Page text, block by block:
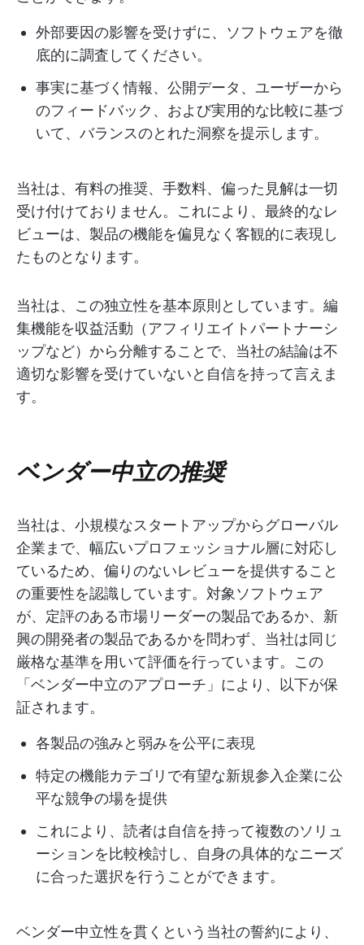
外部要因の影響を受けずに、ソフトウェアを徹
底的に調査してください。
事実に基づく情報、公開データ、ユーザーから
のフィードバック、および実用的な比較に基づ
いて、バランスのとれた洞察を提示します。
当社は、有料の推奨、手数料、偏った見解は一切
受け付けておりません。これにより、最終的なレ
ビューは、製品の機能を偏見なく客観的に表現し
たものとなります。
当社は、この独立性を基本原則としています。編
集機能を収益活動（アフィリエイトパートナーシ
ップなど）から分離することで、当社の結論は不
適切な影響を受けていないと自信を持って言えま
す。
ベンダー中立の推奨
当社は、小規模なスタートアップからグローバル
企業まで、幅広いプロフェッショナル層に対応し
ているため、偏りのないレビューを提供すること
の重要性を認識しています。対象ソフトウェア
が、定評のある市場リーダーの製品であるか、新
興の開発者の製品であるかを問わず、当社は同じ
厳格な基準を用いて評価を行っています。この
「ベンダー中立のアプローチ」により、以下が保
証されます。
各製品の強みと弱みを公平に表現
特定の機能カテゴリで有望な新規参入企業に公
平な競争の場を提供
これにより、読者は自信を持って複数のソリュ
ーションを比較検討し、自身の具体的なニーズ
に合った選択を行うことができます。
ベンダー中立性を貫くという当社の誓約により、